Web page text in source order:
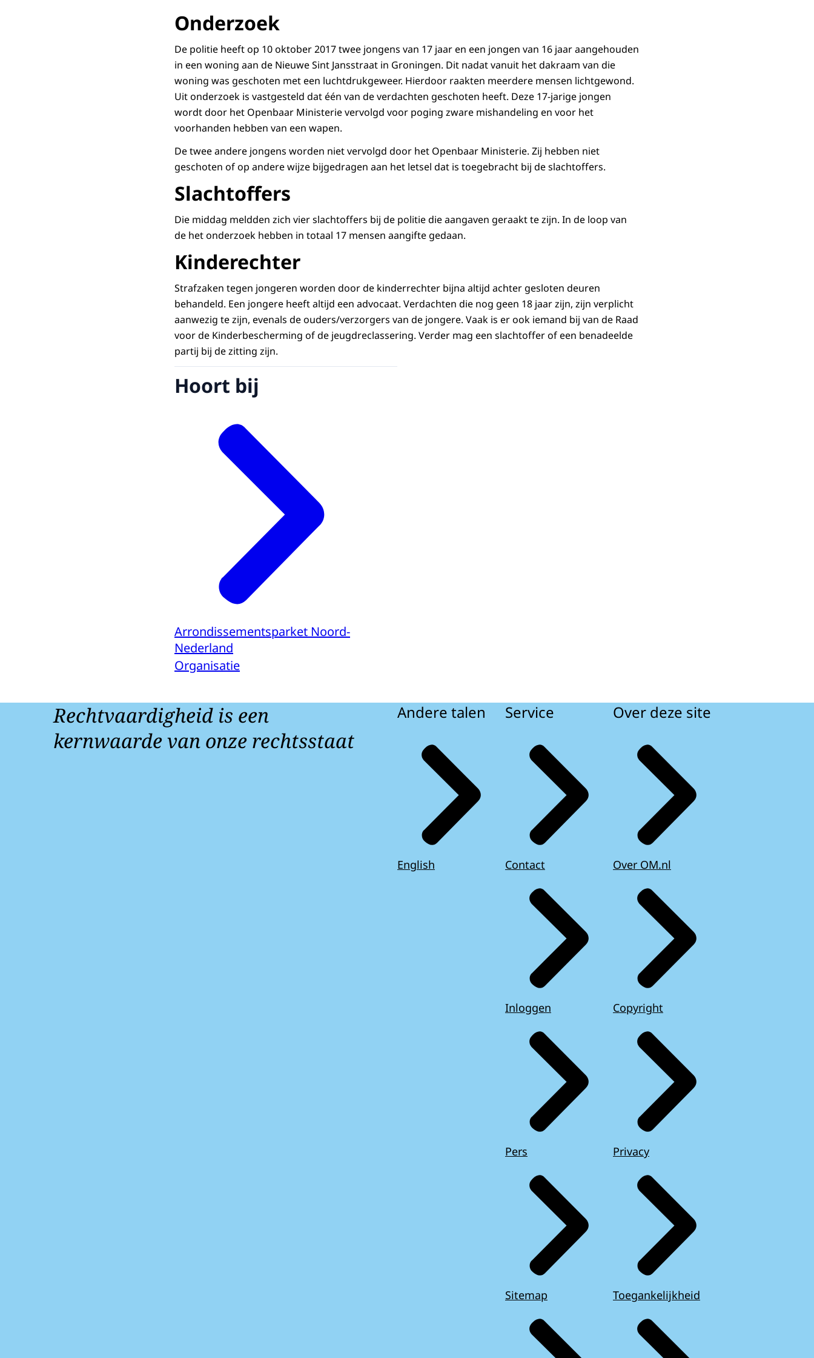
Onderzoek
De politie heeft op 10 oktober 2017 twee jongens van 17 jaar en een jongen van 16 jaar aangehouden
in een woning aan de Nieuwe Sint Jansstraat in Groningen. Dit nadat vanuit het dakraam van die
woning was geschoten met een luchtdrukgeweer. Hierdoor raakten meerdere mensen lichtgewond.
Uit onderzoek is vastgesteld dat één van de verdachten geschoten heeft. Deze 17-jarige jongen
wordt door het Openbaar Ministerie vervolgd voor poging zware mishandeling en voor het
voorhanden hebben van een wapen.
De twee andere jongens worden niet vervolgd door het Openbaar Ministerie. Zij hebben niet
geschoten of op andere wijze bijgedragen aan het letsel dat is toegebracht bij de slachtoffers.
Slachtoffers
Die middag meldden zich vier slachtoffers bij de politie die aangaven geraakt te zijn. In de loop van
de het onderzoek hebben in totaal 17 mensen aangifte gedaan.
Kinderechter
Strafzaken tegen jongeren worden door de kinderrechter bijna altijd achter gesloten deuren
behandeld. Een jongere heeft altijd een advocaat. Verdachten die nog geen 18 jaar zijn, zijn verplicht
aanwezig te zijn, evenals de ouders/verzorgers van de jongere. Vaak is er ook iemand bij van de Raad
voor de Kinderbescherming of de jeugdreclassering. Verder mag een slachtoffer of een benadeelde
partij bij de zitting zijn.
Hoort bij
Arrondissementsparket Noord-
Nederland
Organisatie
Rechtvaardigheid is een
kernwaarde van onze rechtsstaat
Andere talen
English
Service
Contact
Inloggen
Pers
Sitemap
Over deze site
Over OM.nl
Copyright
Privacy
Toegankelijkheid